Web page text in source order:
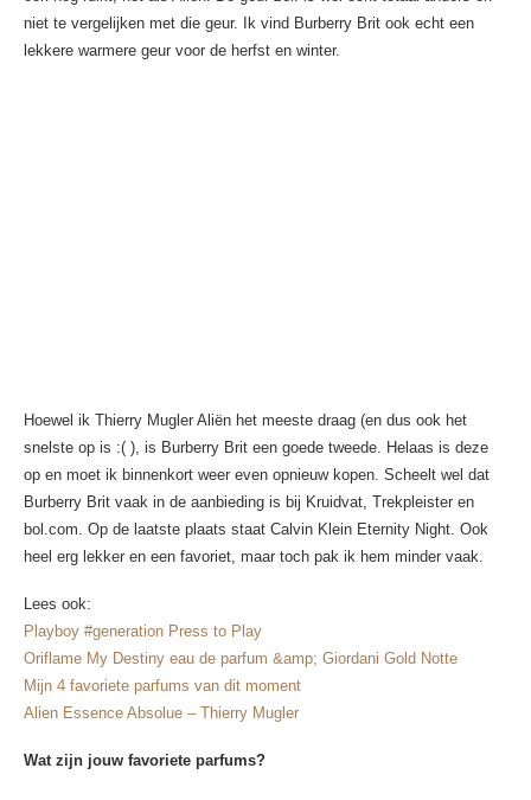
niet te vergelijken met die geur. Ik vind Burberry Brit ook echt een
lekkere warmere geur voor de herfst en winter.
Hoewel ik Thierry Mugler Aliën het meeste draag (en dus ook het
snelste op is :( ), is Burberry Brit een goede tweede. Helaas is deze
op en moet ik binnenkort weer even opnieuw kopen. Scheelt wel dat
Burberry Brit vaak in de aanbieding is bij Kruidvat, Trekpleister en
bol.com. Op de laatste plaats staat Calvin Klein Eternity Night. Ook
heel erg lekker en een favoriet, maar toch pak ik hem minder vaak.
Lees ook:
Playboy #generation Press to Play
Oriflame My Destiny eau de parfum &amp; Giordani Gold Notte
Mijn 4 favoriete parfums van dit moment
Alien Essence Absolue – Thierry Mugler
Wat zijn jouw favoriete parfums?